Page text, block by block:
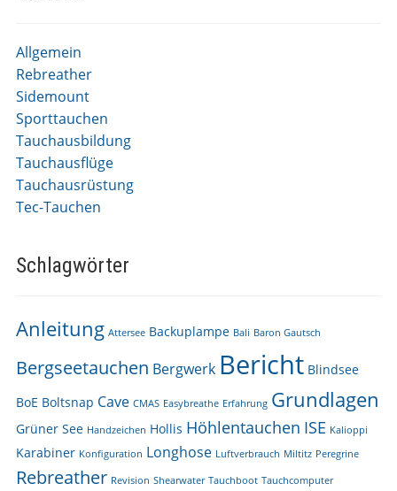
Allgemein
Rebreather
Sidemount
Sporttauchen
Tauchausbildung
Tauchausflüge
Tauchausrüstung
Tec-Tauchen
Schlagwörter
Anleitung Attersee Backuplampe Bali Baron Gautsch
Bergseetauchen Bergwerk Bericht Blindsee
BoE Boltsnap Cave CMAS Easybreathe Erfahrung Grundlagen
Grüner See Handzeichen Hollis Höhlentauchen ISE Kalioppi
Karabiner Konfiguration Longhose Luftverbrauch Miltitz Peregrine
Rebreather Revision Shearwater Tauchboot Tauchcomputer